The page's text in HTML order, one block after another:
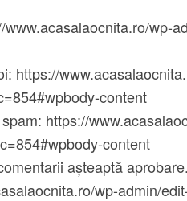
wp-
https://
content
https://
content
așteaptă
wp-admin/